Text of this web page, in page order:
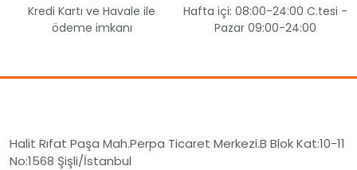
Kredi Kartı ve Havale ile
ödeme imkanı
Hafta içi: 08:00-24:00 C.tesi -
Pazar 09:00-24:00
Halit Rıfat Paşa Mah.Perpa Ticaret Merkezi.B Blok Kat:10-11
No:1568 Şişli/İstanbul